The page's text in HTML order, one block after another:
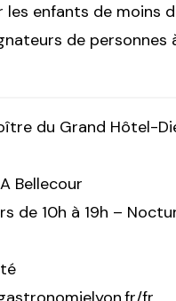
enfants de moins
de personnes
du Grand Hôtel-
Bellecour
de 10h à 19h –